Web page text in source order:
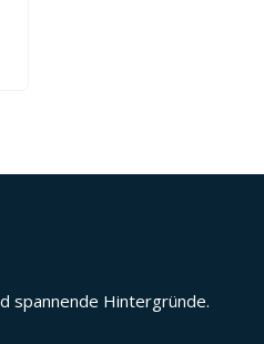
spannende Hintergründe.